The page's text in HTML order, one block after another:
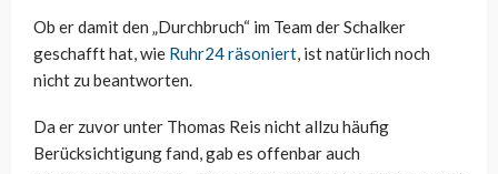
Ob er damit den „Durchbruch“ im Team der Schalker
geschafft hat, wie Ruhr24 räsoniert, ist natürlich noch
nicht zu beantworten.
Da er zuvor unter Thomas Reis nicht allzu häufig
Berücksichtigung fand, gab es offenbar auch